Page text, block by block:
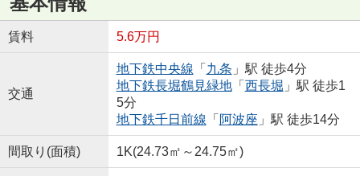
賃料 5.6万円
交通
地下鉄中央線 「 九条 」駅 徒歩4分
地下鉄長堀鶴見緑地「 西長堀 」駅 徒歩1
5分
地下鉄千日前線 「 阿波座 」駅 徒歩14分
間取り(面積) 1K(24.73㎡～24.75㎡)